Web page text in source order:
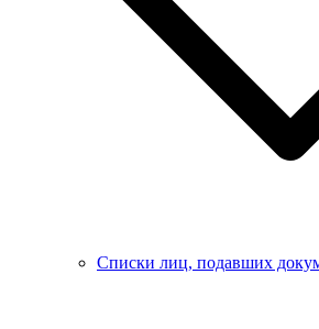
Списки лиц, подавших